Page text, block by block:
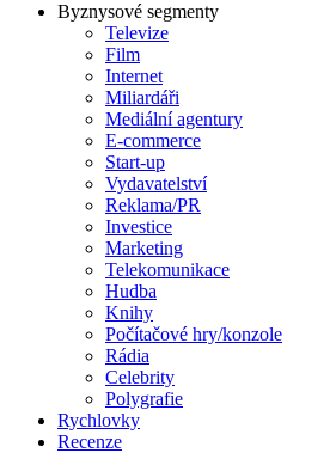
Byznysové segmenty
Televize
Film
Internet
Miliardáři
Mediální agentury
E-commerce
Start-up
Vydavatelství
Reklama/PR
Investice
Marketing
Telekomunikace
Hudba
Knihy
Počítačové hry/konzole
Rádia
Celebrity
Polygrafie
Rychlovky
Recenze